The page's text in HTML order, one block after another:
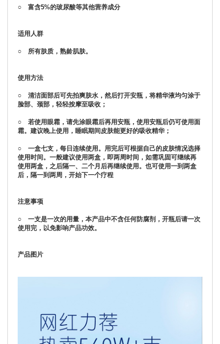
○ 富含5%的玻尿酸等其他营养成分
适用人群
○ 所有肤质，熟龄肌肤。
使用方法
○ 清洁面部后可先拍爽肤水，然后打开安瓶，将精华液均匀涂于
脸部、颈部，轻轻按摩至吸收；
○ 若使用眼霜，请先涂眼霜后再用安瓶，使用安瓶后仍可使用面
霜。建议晚上使用，睡眠期间皮肤能更好的吸收精华；
○ 一盒七支，每日连续使用。用完后可根据自己的皮肤情况选择
使用时间。一般建议使用两盒，即两周时间，如需巩固可继续再
使用两盒，之后隔一、二个月后再继续使用。也可使用一到两盒
后，隔一到两周，开始下一个疗程
注意事项
○ 一支是一次的用量，本产品中不含任何防腐剂，开瓶后请一次
使用完，以免影响产品功效。
产品图片